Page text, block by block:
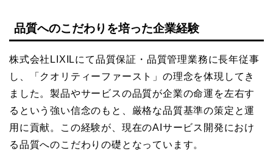
品質へのこだわりを培った企業経験
株式会社LIXILにて品質保証・品質管理業務に長年従事
し、「クオリティーファースト」の理念を体現してき
ました。製品やサービスの品質が企業の命運を左右す
るという強い信念のもと、厳格な品質基準の策定と運
用に貢献。この経験が、現在のAIサービス開発におけ
る品質へのこだわりの礎となっています。